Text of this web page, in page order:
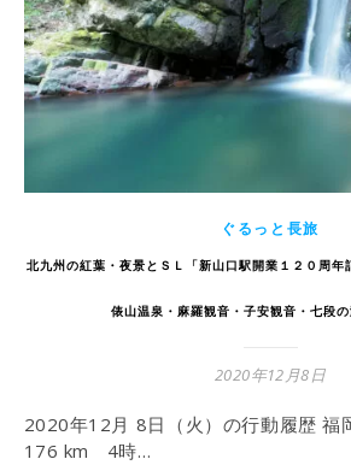
ぐるっと長旅
北九州の紅葉・夜景とＳＬ「新山口駅開業１２０周年
俵山温泉・麻羅観音・子安観音・七段
2020年12月8日
2020年12月 8日（火）の行動履歴 福岡県、山口県 ＜車＞
176 km 4時…